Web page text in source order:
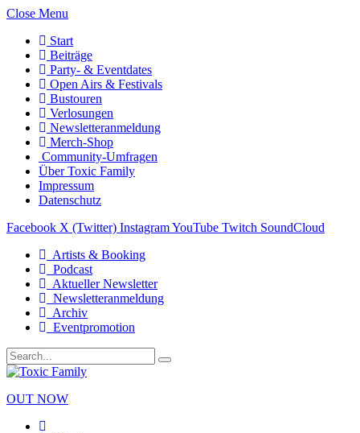
Close Menu
Start
Beiträge
Party- & Eventdates
Open Airs & Festivals
Bustouren
Verlosungen
Newsletteranmeldung
Merch-Shop
Community-Umfragen
Über Toxic Family
Impressum
Datenschutz
Facebook X (Twitter) InstagramYouTube Twitch SoundCloud
Artists & Booking
Podcast
Aktueller Newsletter
Newsletteranmeldung
Archiv
Eventpromotion
OUT NOW